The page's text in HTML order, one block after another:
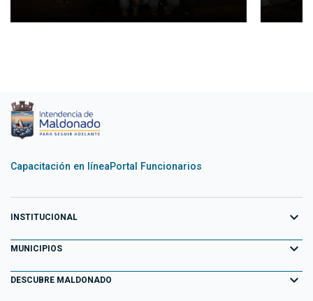
Capacitación en líneaPortal Funcionarios
INSTITUCIONAL expand_more
Equipo de Gobierno
Primeros 100 días
MUNICIPIOS expand_more
Aiguá
DESCUBRE MALDONADO expand_more